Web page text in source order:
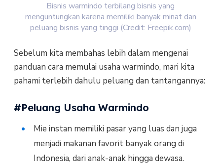
Bisnis warmindo terbilang bisnis yang
menguntungkan karena memiliki banyak minat dan
peluang bisnis yang tinggi (Credit: Freepik.com)
Sebelum kita membahas lebih dalam mengenai
panduan cara memulai usaha warmindo, mari kita
pahami terlebih dahulu peluang dan tantangannya:
#Peluang Usaha Warmindo
Mie instan memiliki pasar yang luas dan juga
menjadi makanan favorit banyak orang di
Indonesia, dari anak-anak hingga dewasa.